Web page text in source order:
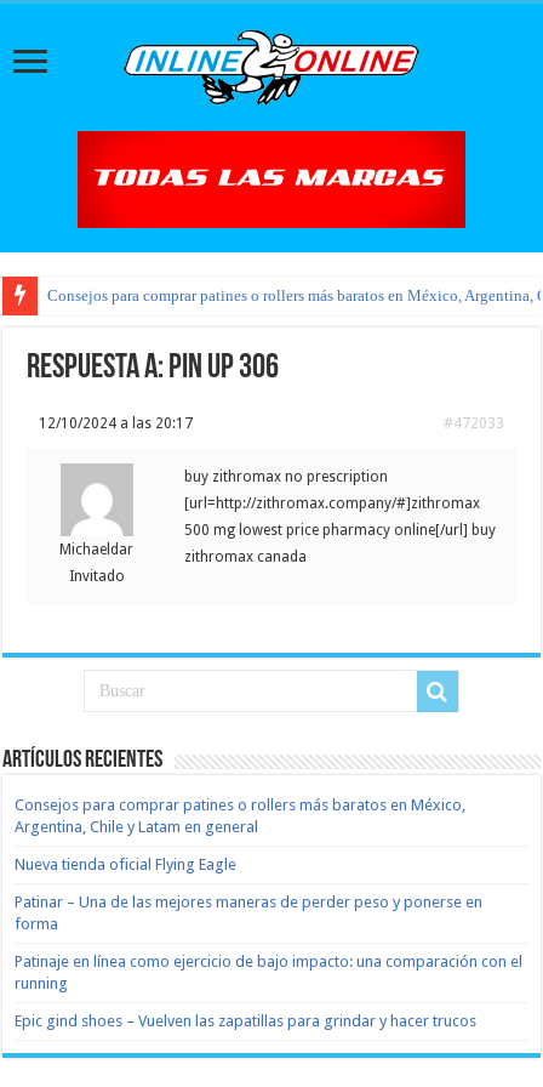
Consejos para comprar patines o rollers más baratos en México, Argentina,
Respuesta a: pin up 306
12/10/2024 a las 20:17 #472033
Michaeldar
Invitado
buy zithromax no prescription
[url=http://zithromax.company/#]zithromax
500 mg lowest price pharmacy online[/url] buy
zithromax canada
Artículos recientes
Consejos para comprar patines o rollers más baratos en México,
Argentina, Chile y Latam en general
Nueva tienda oficial Flying Eagle
Patinar – Una de las mejores maneras de perder peso y ponerse en
forma
Patinaje en línea como ejercicio de bajo impacto: una comparación con el
running
Epic gind shoes – Vuelven las zapatillas para grindar y hacer trucos